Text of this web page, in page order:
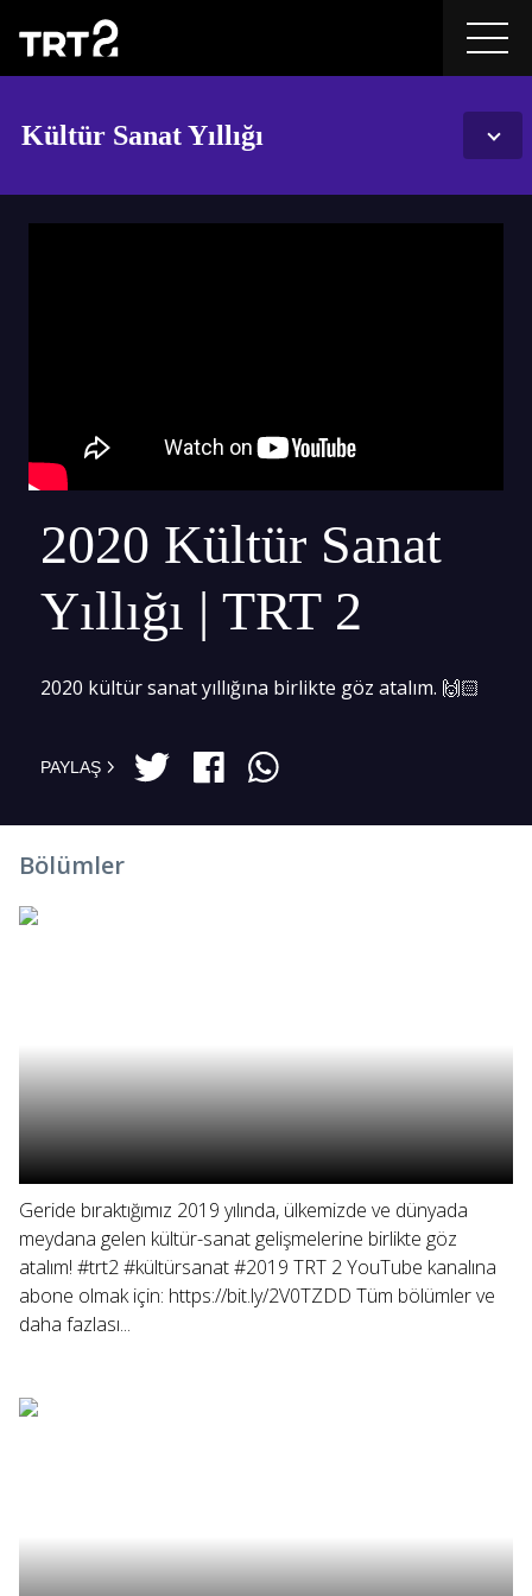
Kültür Sanat Yıllığı
2020 Kültür Sanat
Yıllığı | TRT 2
2020 kültür sanat yıllığına birlikte göz atalım. 🙌🏻
PAYLAŞ
Bölümler
Geride bıraktığımız 2019 yılında, ülkemizde ve dünyada
meydana gelen kültür-sanat gelişmelerine birlikte göz
atalım! #trt2 #kültürsanat #2019 TRT 2 YouTube kanalına
abone olmak için: https://bit.ly/2V0TZDD Tüm bölümler ve
daha fazlası...